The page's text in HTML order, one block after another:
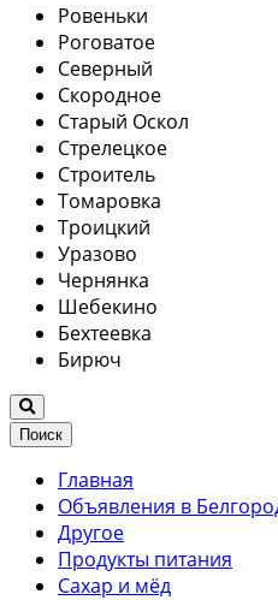
Ровеньки
Роговатое
Северный
Скородное
Старый Оскол
Стрелецкое
Строитель
Томаровка
Троицкий
Уразово
Чернянка
Шебекино
Бехтеевка
Бирюч
Поиск
Главная
Объявления в
Другое
Продукты питания
Сахар и мёд